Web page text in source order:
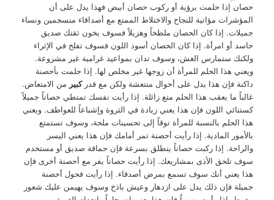
حصان إذا حلمت برؤية أو ركوب حصان أبيض فهذا يدل على أن
المؤشرات مؤاتية للنجاح والاختلاط الممتع مع أصداقاء منسجمين ونساء
جميلات. إذا كان الحصان ملطخاً وهزيلاً فسوف يخون ثقتك صديق
حاسد أو امرأة. إذا كان الحصان أسود اللون فسوف تفلح في الإثراء
ولكنك ستمارس الغش، وسوف تدان بمواعيد غرامية غير مشروعة.
ويعني هذا الحلم للمرأة أن زوجها غير مخلص لها. إذا حلمت بأحصنة
داكنة فإن هذا يدل على أحوال منتعشة ولكن مع قدركبير من الامتعاض.
غالباً ما يعقب هذا الحلم متع زائلة. إذا رأيت نفسك تمتطي حصاناً جميلاً
كستنائي اللون فإن هذا يعني زيادة في الثروة وإشباعاً للعواطف. ويعني
هذا الحلم بالنسبة للمرأة توقاً إلى تحسينات ملحة، وسوف تستمتع
بالأمور المادية. إذا رأيت أحصنة تمر أمامك فإن هذا يعني اليسر
والراحة. إذا ركبت حصاناً ينطلق بسرعة فإن حماقة صديق أو مستخدم
سوف تلحق الأذى بمشاريعك. إذا رأيت حصاناً يفر مع أحصنة أخرى فإن
هذا يعني أنك سوف تسمع بمرض أصدقاء. إذا رأيت فحول أحصنة
جميلة فإن ذلك يدل على ازدهار وعيش باذخ وسوف يهيمن عليك شعور